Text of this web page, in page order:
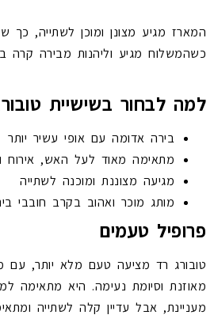
המארז מגיע מצונן ומוכן לשתייה,
כשהמשלוח מגיע וליהנות מבירה קרה
למה לבחור בשישיית
בירה אדומה עם אופי עשיר יותר
מתאימה מאוד לעל האש, אירוח
מגיעה מצוננת ומוכנה לשתייה
מותג מוכר ואהוב בקרב חובבי
פרופיל טעמים
טובורג רד מציעה טעם מלא יותר, עם
מאוזנת וסיומת נעימה. היא מתאימה
מעניינת, אבל עדיין קלה לשתייה